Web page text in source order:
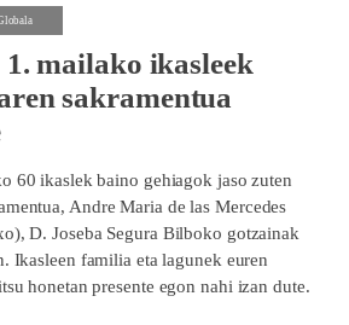
mailako ikasleek
sakramentua
60 ikaslek baino gehiagok jaso zuten
Andre Maria de las Mercedes
D. Joseba Segura Bilboko gotzainak
Ikasleen familia eta lagunek euren
honetan presente egon nahi izan dute.